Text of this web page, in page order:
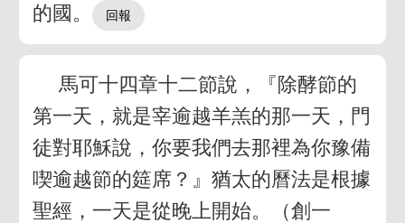
的國。
馬可十四章十二節說，『除酵節的
第一天，就是宰逾越羊羔的那一天，門
徒對耶穌說，你要我們去那裡為你豫備
喫逾越節的筵席？』猶太的曆法是根據
聖經，一天是從晚上開始。（創一